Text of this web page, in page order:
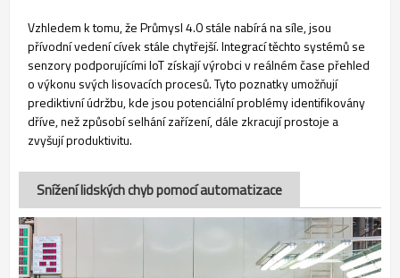
Vzhledem k tomu, že Průmysl 4.0 stále nabírá na síle, jsou
přívodní vedení cívek stále chytřejší. Integrací těchto systémů se
senzory podporujícími IoT získají výrobci v reálném čase přehled
o výkonu svých lisovacích procesů. Tyto poznatky umožňují
prediktivní údržbu, kde jsou potenciální problémy identifikovány
dříve, než způsobí selhání zařízení, dále zkracují prostoje a
zvyšují produktivitu.
Snížení lidských chyb pomocí automatizace